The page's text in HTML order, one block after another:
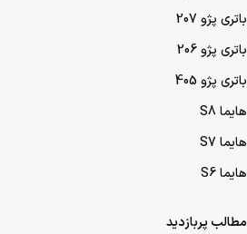
باتری پژو 207
باتری پژو 206
باتری پژو 405
هایما S8
هایما S7
هایما S6
مطالب پربازدید